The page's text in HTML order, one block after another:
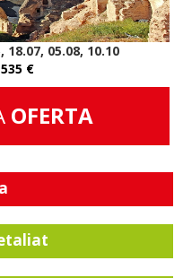
18.07, 05.08, 10.10
€
OFERTA